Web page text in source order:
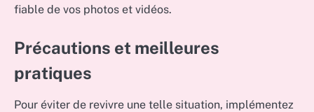
fiable de vos photos et vidéos.
Précautions et meilleures
pratiques
Pour éviter de revivre une telle situation, implémentez